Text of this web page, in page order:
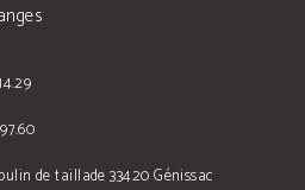
de taillade 33420 Génissac